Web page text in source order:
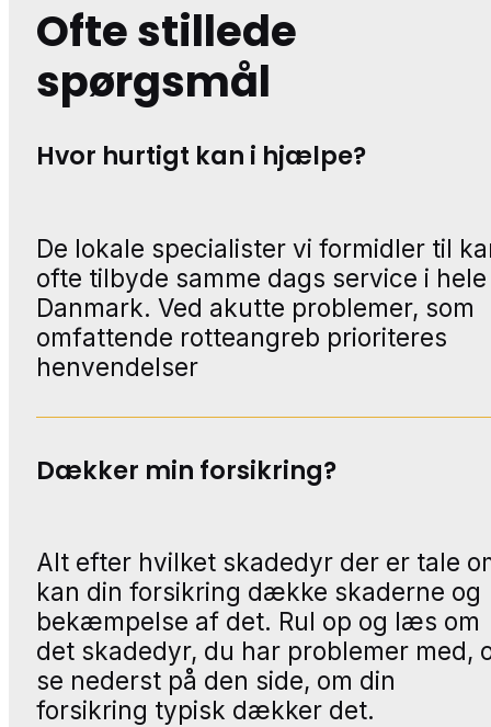
Ofte stillede
spørgsmål
Hvor hurtigt kan i hjælpe?
De lokale specialister vi formidler til
ofte tilbyde samme dags service i hele
Danmark. Ved akutte problemer, som
omfattende rotteangreb prioriteres
henvendelser
Dækker min forsikring?
Alt efter hvilket skadedyr der er tale
kan din forsikring dække skaderne og
bekæmpelse af det. Rul op og læs om
det skadedyr, du har problemer med,
se nederst på den side, om din
forsikring typisk dækker det.